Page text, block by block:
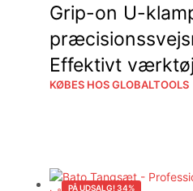
Grip-on U-
Effektivt værktøj
KØBES HOS GLOBALTOOLS
PÅ UDSALG! 34%